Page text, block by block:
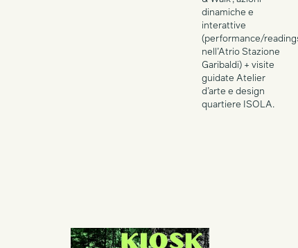
dinamiche e
interattive
(performance/
nell’Atrio Stazione
Garibaldi) + visite
guidate Atelier
d’arte e design
quartiere ISOLA.